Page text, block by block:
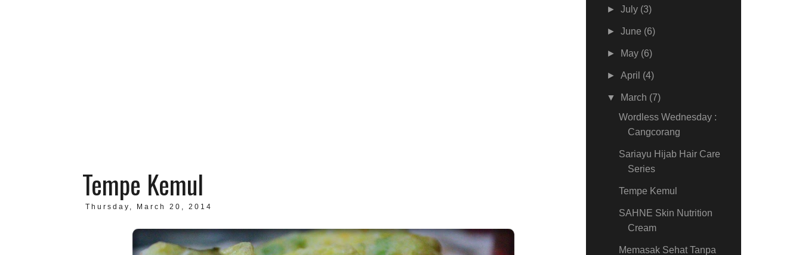
Tempe Kemul
Thursday, March 20, 2014
►July (3)
►June (6)
► May (6)
►April (4)
▼ March (7)
Wordless Wednesday :
Cangcorang
Sariayu Hijab Hair Care
Series
Tempe Kemul
SAHNE Skin Nutrition
Cream
Memasak Sehat Tanpa